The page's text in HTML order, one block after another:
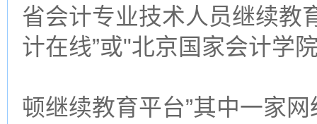
省会计专业技术人员继续教
计在线”或"北京国家会计学
顿继续教育平台”其中一家